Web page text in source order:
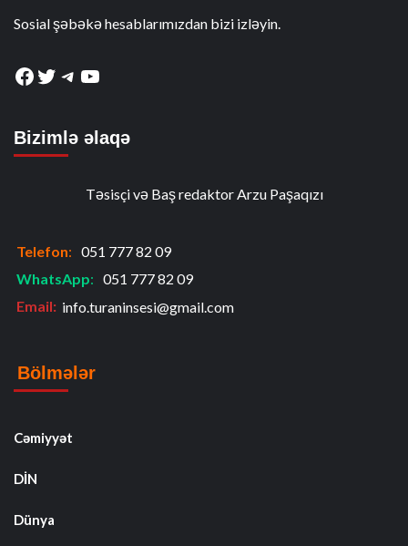
Sosial şəbəkə hesablarımızdan bizi izləyin.
Facebook
Twitter
Telegram
YouTube
Bizimlə əlaqə
Təsisçi və Baş redaktor Arzu Paşaqızı
Telefon: 051 777 82 09
WhatsApp: 051 777 82 09
Email: info.turaninsesi@gmail.com
Bölmələr
Cəmiyyət
DİN
Dünya